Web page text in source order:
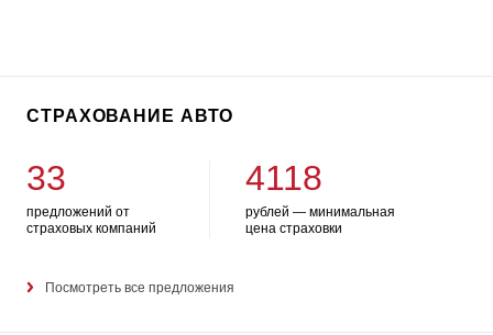
СТРАХОВАНИЕ АВТО
33
предложений от
страховых компаний
4118
рублей — минимальная
цена страховки
Посмотреть все предложения